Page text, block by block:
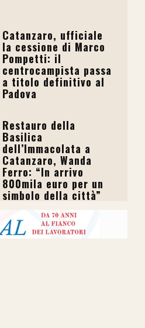
Catanzaro, ufficiale
la cessione di Marco
Pompetti: il
centrocampista passa
a titolo definitivo al
Padova
Restauro della
Basilica
dell’Immacolata a
Catanzaro, Wanda
Ferro: “In arrivo
800mila euro per un
simbolo della città”